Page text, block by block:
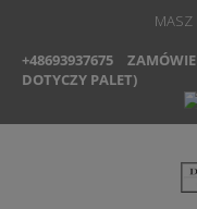
MASZ
+48693937675
DOTYCZY PALET)